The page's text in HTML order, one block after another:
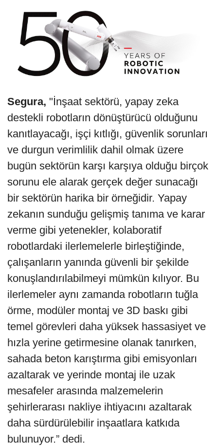
Segura, "İnşaat sektörü, yapay zeka
destekli robotların dönüştürücü olduğunu
kanıtlayacağı, işçi kıtlığı, güvenlik sorunları
ve durgun verimlilik dahil olmak üzere
bugün sektörün karşı karşıya olduğu birçok
sorunu ele alarak gerçek değer sunacağı
bir sektörün harika bir örneğidir. Yapay
zekanın sunduğu gelişmiş tanıma ve karar
verme gibi yetenekler, kolaboratif
robotlardaki ilerlemelerle birleştiğinde,
çalışanların yanında güvenli bir şekilde
konuşlandırılabilmeyi mümkün kılıyor. Bu
ilerlemeler aynı zamanda robotların tuğla
örme, modüler montaj ve 3D baskı gibi
temel görevleri daha yüksek hassasiyet ve
hızla yerine getirmesine olanak tanırken,
sahada beton karıştırma gibi emisyonları
azaltarak ve yerinde montaj ile uzak
mesafeler arasında malzemelerin
şehirlerarası nakliye ihtiyacını azaltarak
daha sürdürülebilir inşaatlara katkıda
bulunuyor.” dedi.